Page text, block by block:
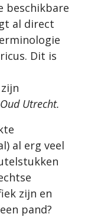
beschikbare
al direct
Dit is
Utrecht.
al erg veel
zijn en
pand?